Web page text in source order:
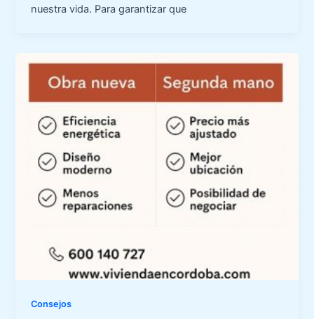
nuestra vida. Para garantizar que
Consejos